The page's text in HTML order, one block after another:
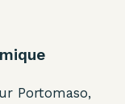
Portomaso,